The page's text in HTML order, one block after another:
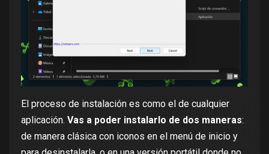
El proceso de instalación es como el de cualquier
aplicación. Vas a poder instalarlo de dos maneras:
de manera clásica con iconos en el menú de inicio y